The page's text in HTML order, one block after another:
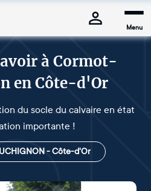
Menu
à Cormot-
en Côte-d'Or
du socle du calvaire en état
importante !
- Côte-d'Or